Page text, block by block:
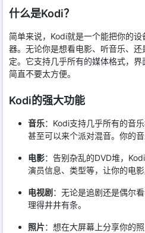
什么是Kodi？
简单来说，Kodi就是一个能把你的
器。无论你是想看电影、听音乐、
定。它支持几乎所有的媒体格式，
简直不要太方便。
Kodi的强大功能
音乐：Kodi支持几乎所有的音
甚至可以来个派对混音。你的音
电影：告别杂乱的DVD堆，
演员信息、类型等，让你的电影
电视剧 ：无论是追剧还是偶尔
理得井井有条。
照片：想在大屏幕上分享你的